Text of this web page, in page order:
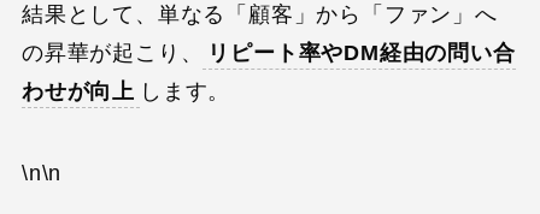
結果として、単なる「顧客」から「ファン」へ
の昇華が起こり、
リピート率やDM経由の問い合
わせが向上 します。
\n\n